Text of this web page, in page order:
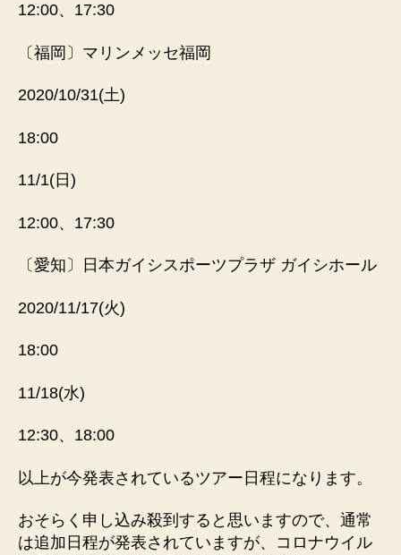
12:00、 17:30
〔福岡〕マリンメッセ福岡
2020/10/31(土)
18:00
11/1(日)
12:00、 17:30
〔愛知〕日本ガイシスポーツプラザ ガイシホール
2020/11/17(火)
18:00
11/18(水)
12:30、18:00
以上が今発表されているツアー日程になります。
おそらく申し込み殺到すると思いますので、通常
は追加日程が発表されていますが、コロナウイル